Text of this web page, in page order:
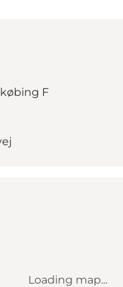
F
Loading map...